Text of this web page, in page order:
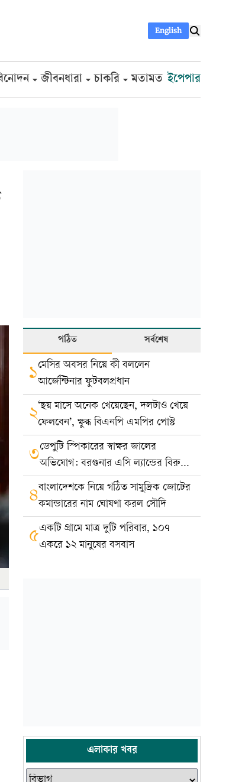
English
জীবনধারা চাকরি মতামত ইপেপার
পঠিত সর্বশেষ
১মেসির অবসর নিয়ে কী বললেন
আর্জেন্টিনার ফুটবলপ্রধান
২‘ছয় মাসে অনেক খেয়েছেন, দলটাও খেয়ে
ফেলবেন’, ক্ষুব্ধ বিএনপি এমপির পোস্ট
৩ডেপুটি স্পিকারের স্বাক্ষর জালের
অভিযোগ: বরগুনার এসি ল্যান্ডের বিরুদ্ধে
মামলা
৪বাংলাদেশকে নিয়ে গঠিত সামুদ্রিক জোটের
কমান্ডারের নাম ঘোষণা করল সৌদি
৫একটি গ্রামে মাত্র দুটি পরিবার, ১০৭
একরে ১২ মানুষের বসবাস
এলাকার খবর